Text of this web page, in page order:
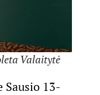
Valaitytė
Sausio 13-